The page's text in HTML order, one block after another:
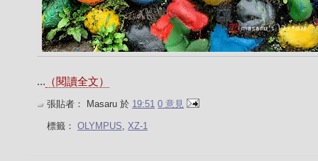
... （閱讀全文）
張貼者： Masaru 於 19:51 0 意見
標籤： OLYMPUS, XZ-1